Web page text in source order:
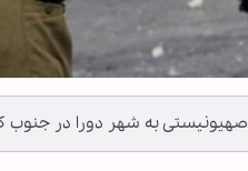
به شهر دورا در جنوب کرانه باختری، 12